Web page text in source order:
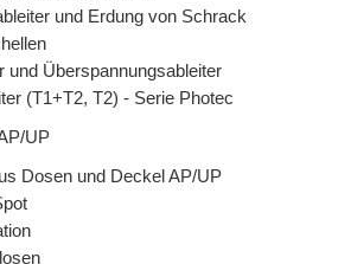
und Erdung von Schrack
und Überspannungsableiter
(T1+T2, T2) - Serie Photec
UP
Dosen und Deckel AP/UP